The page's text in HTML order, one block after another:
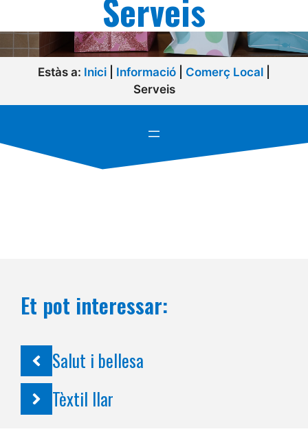
Serveis
Estàs a: Inici Informació Comerç Local
Serveis
Et pot interessar:
Salut i bellesa
Tèxtil llar